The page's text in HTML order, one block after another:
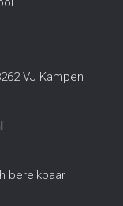
VJ Kampen
bereikbaar